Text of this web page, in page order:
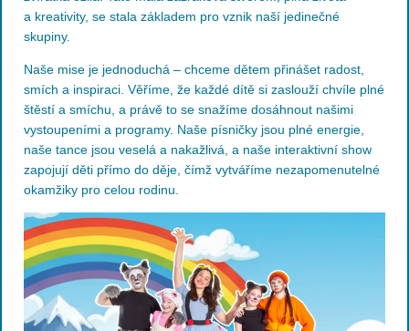
a kreativity, se stala základem pro vznik naší jedinečné
skupiny.
Naše mise je jednoduchá – chceme dětem přinášet radost,
smích a inspiraci. Věříme, že každé dítě si zaslouží chvíle plné
štěstí a smíchu, a právě to se snažíme dosáhnout našimi
vystoupeními a programy. Naše písničky jsou plné energie,
naše tance jsou veselá a nakažlivá, a naše interaktivní show
zapojují děti přímo do děje, čímž vytváříme nezapomenutelné
okamžiky pro celou rodinu.